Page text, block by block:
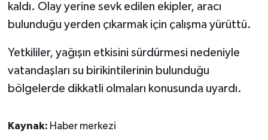
kaldı. Olay yerine sevk edilen ekipler, aracı
bulunduğu yerden çıkarmak için çalışma yürüttü.
Yetkililer, yağışın etkisini sürdürmesi nedeniyle
vatandaşları su birikintilerinin bulunduğu
bölgelerde dikkatli olmaları konusunda uyardı.
Kaynak: Haber merkezi